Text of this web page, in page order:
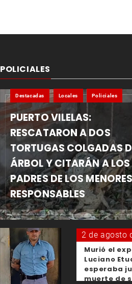
POLICIALES
Destacadas Locales Policiales
PUERTO VILELAS:
RESCATARON A DOS
TORTUGAS COLGADAS
ÁRBOL Y CITARÁN A LOS
PADRES DE LOS MENORES
RESPONSABLES
2 de agosto
Murió el
Luciano
esperaba
muerte de